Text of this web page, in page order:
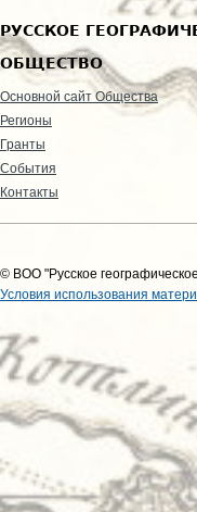
РУССКОЕ
ОБЩЕСТВО
Основной сайт Общества
Регионы
Гранты
События
Контакты
© ВОО "Русское
Условия использования